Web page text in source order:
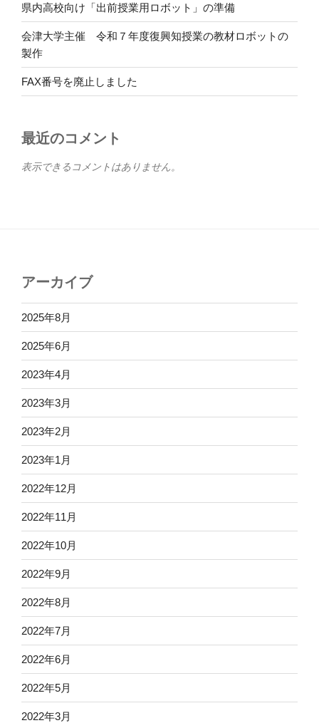
県内高校向け「出前授業用ロボット」の準備
会津大学主催 令和７年度復興知授業の教材ロボットの
製作
FAX番号を廃止しました
最近のコメント
表示できるコメントはありません。
アーカイブ
2025年8月
2025年6月
2023年4月
2023年3月
2023年2月
2023年1月
2022年12月
2022年11月
2022年10月
2022年9月
2022年8月
2022年7月
2022年6月
2022年5月
2022年3月